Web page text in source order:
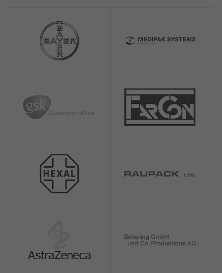
About us
Lorem ipsum dolor sit amet, consectetuer
Cum sociis natoque penatibus et magnis dis parturient
montes, nascetur ridiculus mus. Donec quam felis,
ultricies nec.